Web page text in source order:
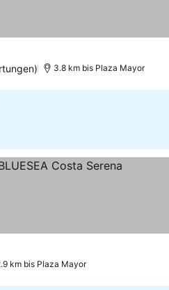
3.8 km bis Plaza Mayor
km bis Plaza Mayor